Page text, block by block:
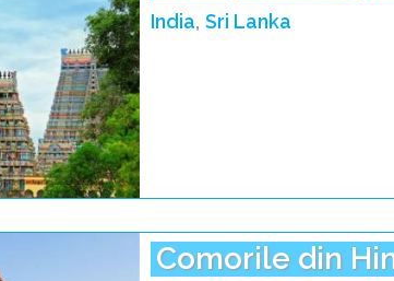
India Sri Lanka
Comorile din